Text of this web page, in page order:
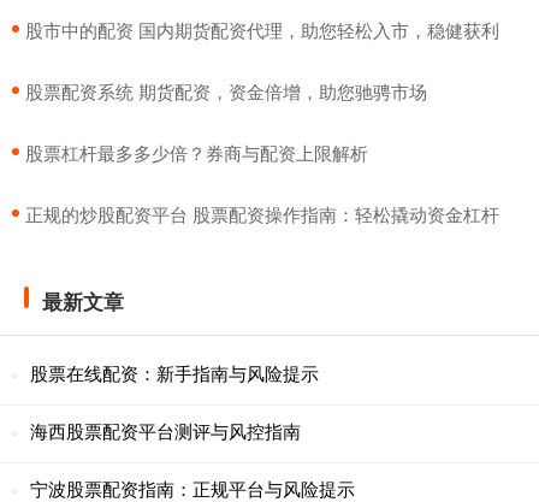
​股市中的配资 国内期货配资代理，助您轻松入市，稳健获利
​股票配资系统 期货配资，资金倍增，助您驰骋市场
​股票杠杆最多多少倍？券商与配资上限解析
​正规的炒股配资平台 股票配资操作指南：轻松撬动资金杠杆
最新文章
股票在线配资：新手指南与风险提示
海西股票配资平台测评与风控指南
宁波股票配资指南：正规平台与风险提示